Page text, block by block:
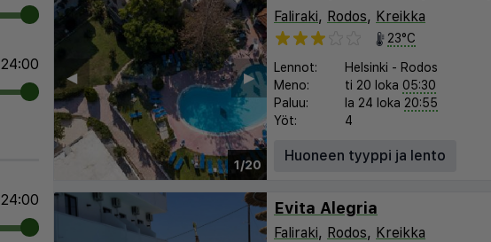
24:00
24:00
1/20
▶︎
◀︎
Faliraki, Rodos, Kreikka
23°C
Lennot: Helsinki - Rodos
Meno:
ti 20 loka 05:30
Paluu:
la 24 loka 20:55
Yöt:
4
Huoneen tyyppi ja lento
Evita Alegria
Faliraki, Rodos, Kreikka